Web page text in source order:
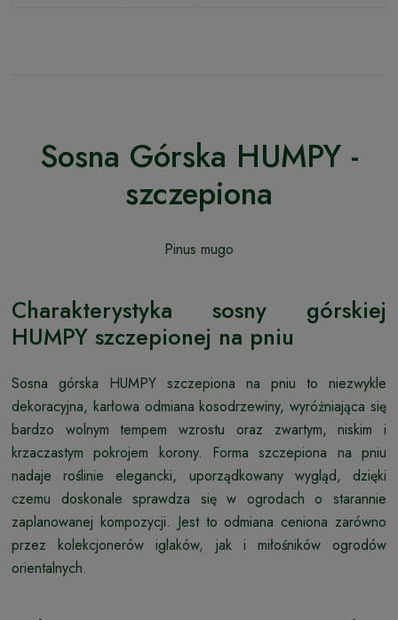
Sosna Górska HUMPY -
szczepiona
Pinus mugo
Charakterystyka sosny górskiej
HUMPY szczepionej na pniu
Sosna górska HUMPY szczepiona na pniu to niezwykle
dekoracyjna, karłowa odmiana kosodrzewiny, wyróżniająca się
bardzo wolnym tempem wzrostu oraz zwartym, niskim i
krzaczastym pokrojem korony. Forma szczepiona na pniu
nadaje roślinie elegancki, uporządkowany wygląd, dzięki
czemu doskonale sprawdza się w ogrodach o starannie
zaplanowanej kompozycji. Jest to odmiana ceniona zarówno
przez kolekcjonerów iglaków, jak i miłośników ogrodów
orientalnych.